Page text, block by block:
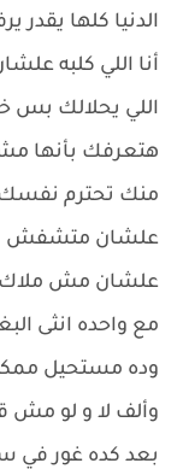
الدنيا كلها
أنا اللي كلبه
اللي يحلالك بس
هتعرفك بأنها
منك تحترم
علشان متشفش
علشان مش ملاك
مع واحده انثى
وده مستحيل
وألف لا و لو
بعد كده غور في